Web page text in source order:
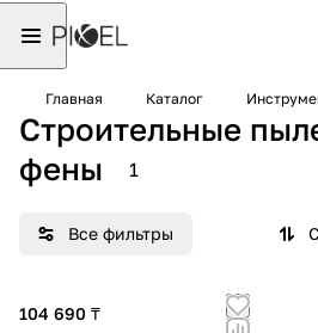
Главная Каталог
Строительные
фены
1
Все фильтры
104 690 ₸